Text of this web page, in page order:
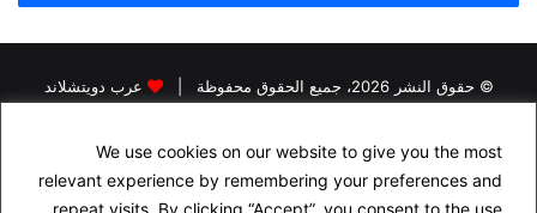
We use cookies on our website to give you the most
relevant experience by remembering your preferences and
repeat visits. By clicking “Accept”, you consent to the use
© حقوق النشر 2026، جميع الحقوق محفوظة |
عرب دويتشلاند
البحث عن سكن في المانيا
الجنسية الالمانية
الاقامة الدائمة في المانيا
التأمين في المانيا
الدراسة في المانيا